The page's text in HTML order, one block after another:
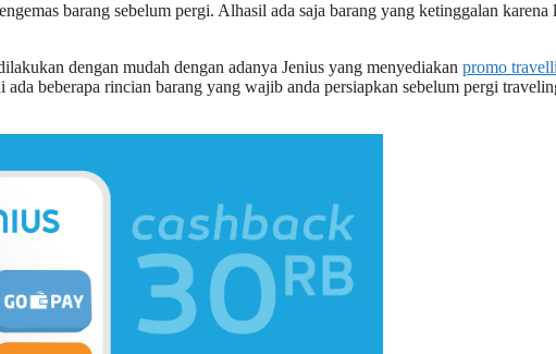
barang sebelum pergi. Alhasil ada saja barang yang ketinggalan karena
dengan mudah dengan adanya Jenius yang menyediakan promo
beberapa rincian barang yang wajib anda persiapkan sebelum pergi